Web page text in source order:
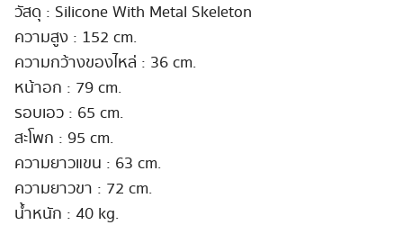
วัสดุ : Silicone With Metal Skeleton
ความสูง : 152 cm.
ความกว้างของไหล่ : 36 cm.
หน้าอก : 79 cm.
รอบเอว : 65 cm.
สะโพก : 95 cm.
ความยาวแขน : 63 cm.
ความยาวขา : 72 cm.
น้ำหนัก : 40 kg.